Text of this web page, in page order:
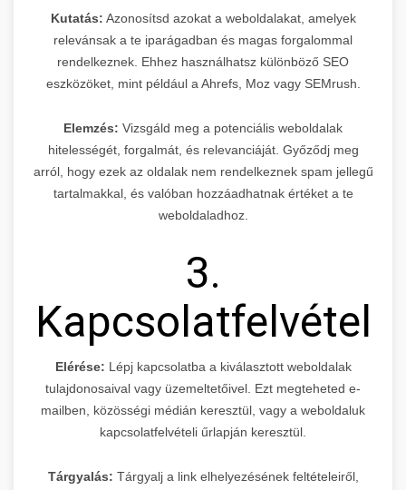
Kutatás: Azonosítsd azokat a weboldalakat, amelyek
relevánsak a te iparágadban és magas forgalommal
rendelkeznek. Ehhez használhatsz különböző SEO
eszközöket, mint például a Ahrefs, Moz vagy SEMrush.
Elemzés: Vizsgáld meg a potenciális weboldalak
hitelességét, forgalmát, és relevanciáját. Győződj meg
arról, hogy ezek az oldalak nem rendelkeznek spam jellegű
tartalmakkal, és valóban hozzáadhatnak értéket a te
weboldaladhoz.
3.
Kapcsolatfelvétel
Elérése: Lépj kapcsolatba a kiválasztott weboldalak
tulajdonosaival vagy üzemeltetőivel. Ezt megteheted e-
mailben, közösségi médián keresztül, vagy a weboldaluk
kapcsolatfelvételi űrlapján keresztül.
Tárgyalás: Tárgyalj a link elhelyezésének feltételeiről,